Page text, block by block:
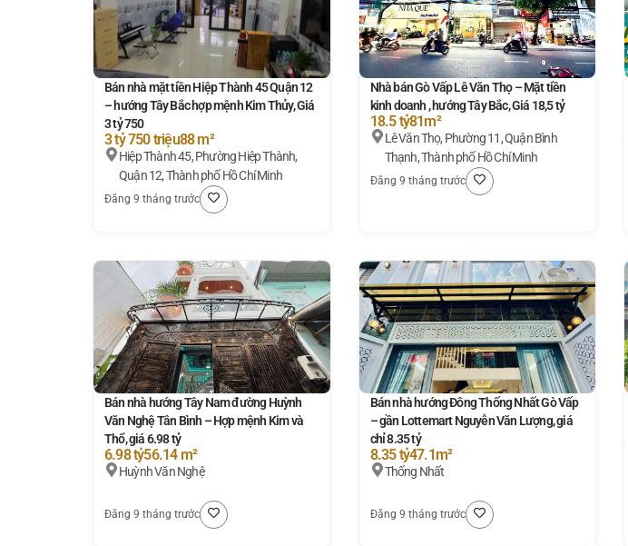
Bán nhà mặt tiền Hiệp Thành 45 Quận 12
– hướng Tây Bắc hợp mệnh Kim Thủy, Giá
3 tỷ 750
3 tỷ 750 triệu88 m²
Hiệp Thành 45, Phường Hiệp Thành,
Quận 12, Thành phố Hồ Chí Minh
Đăng 9 tháng trước
Nhà bán Gò Vấp Lê Văn Thọ – Mặt tiền
kinh doanh , hướng Tây Bắc, Giá 18,5 tỷ
18.5 tỷ81m²
Lê Văn Thọ, Phường 11, Quận Bình
Thạnh, Thành phố Hồ Chí Minh
Đăng 9 tháng trước
Bán nhà hướng Tây Nam đường Huỳnh
Văn Nghệ Tân Bình – Hợp mệnh Kim và
Thổ, giá 6.98 tỷ
6.98 tỷ56.14 m²
Huỳnh Văn Nghệ
Đăng 9 tháng trước
Bán nhà hướng Đông Thống Nhất Gò Vấp
– gần Lottemart Nguyễn Văn Lượng, giá
chỉ 8.35 tỷ
8.35 tỷ47.1m²
Thống Nhất
Đăng 9 tháng trước